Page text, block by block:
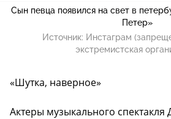
Сын певца появился на свет в
Петер»
Источник: Инстаграм
экстремистская
«Шутка, наверное»
Актеры музыкального